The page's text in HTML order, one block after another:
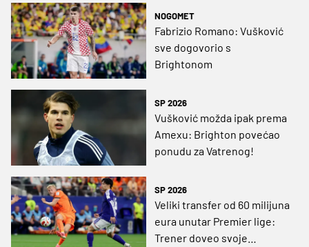
NOGOMET
Fabrizio Romano: Vušković
sve dogovorio s
Brightonom
SP 2026
Vušković možda ipak prema
Amexu: Brighton povećao
ponudu za Vatrenog!
SP 2026
Veliki transfer od 60 milijuna
eura unutar Premier lige:
Trener doveo svoje